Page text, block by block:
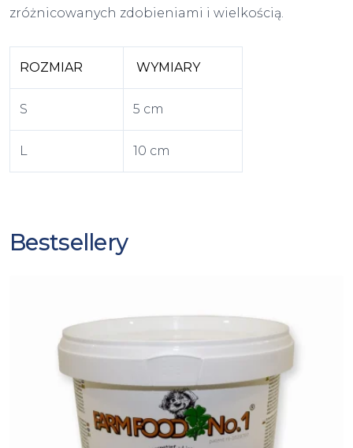
zróżnicowanych zdobieniami i wielkością.
ROZMIAR WYMIARY
S 5 cm
L 10 cm
Bestsellery